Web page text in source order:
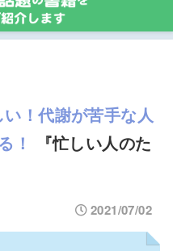
！代謝が苦手な人
！
『忙しい人のた
2021/07/02